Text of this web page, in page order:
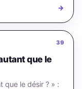
→
39
que le
que le désir ? » :